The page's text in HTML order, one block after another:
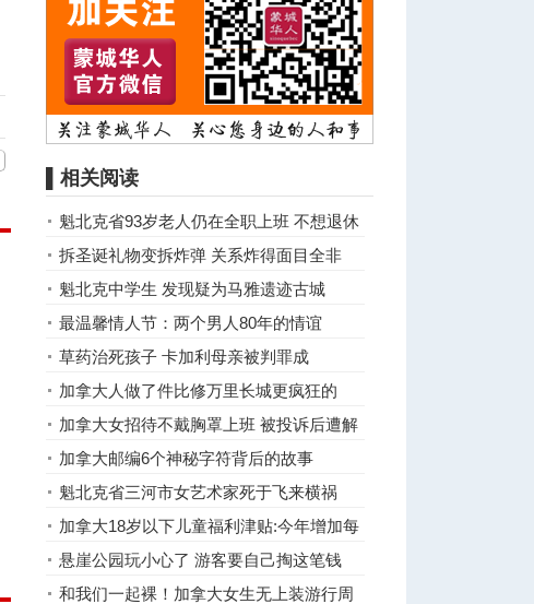
▌相关阅读
魁北克省93岁老人仍在全职上班 不想退休
拆圣诞礼物变拆炸弹 关系炸得面目全非
魁北克中学生 发现疑为马雅遗迹古城
最温馨情人节：两个男人80年的情谊
草药治死孩子 卡加利母亲被判罪成
加拿大人做了件比修万里长城更疯狂的
事！
加拿大女招待不戴胸罩上班 被投诉后遭解
雇
加拿大邮编6个神秘字符背后的故事
魁北克省三河市女艺术家死于飞来横祸
加拿大18岁以下儿童福利津贴:今年增加每
月160
悬崖公园玩小心了 游客要自己掏这笔钱
和我们一起裸！加拿大女生无上装游行周